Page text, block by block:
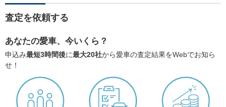
査定を依頼する
あなたの愛車、今いくら？
申込み最短3時間後に最大20社から愛車の査定結果をWebでお知ら
せ！